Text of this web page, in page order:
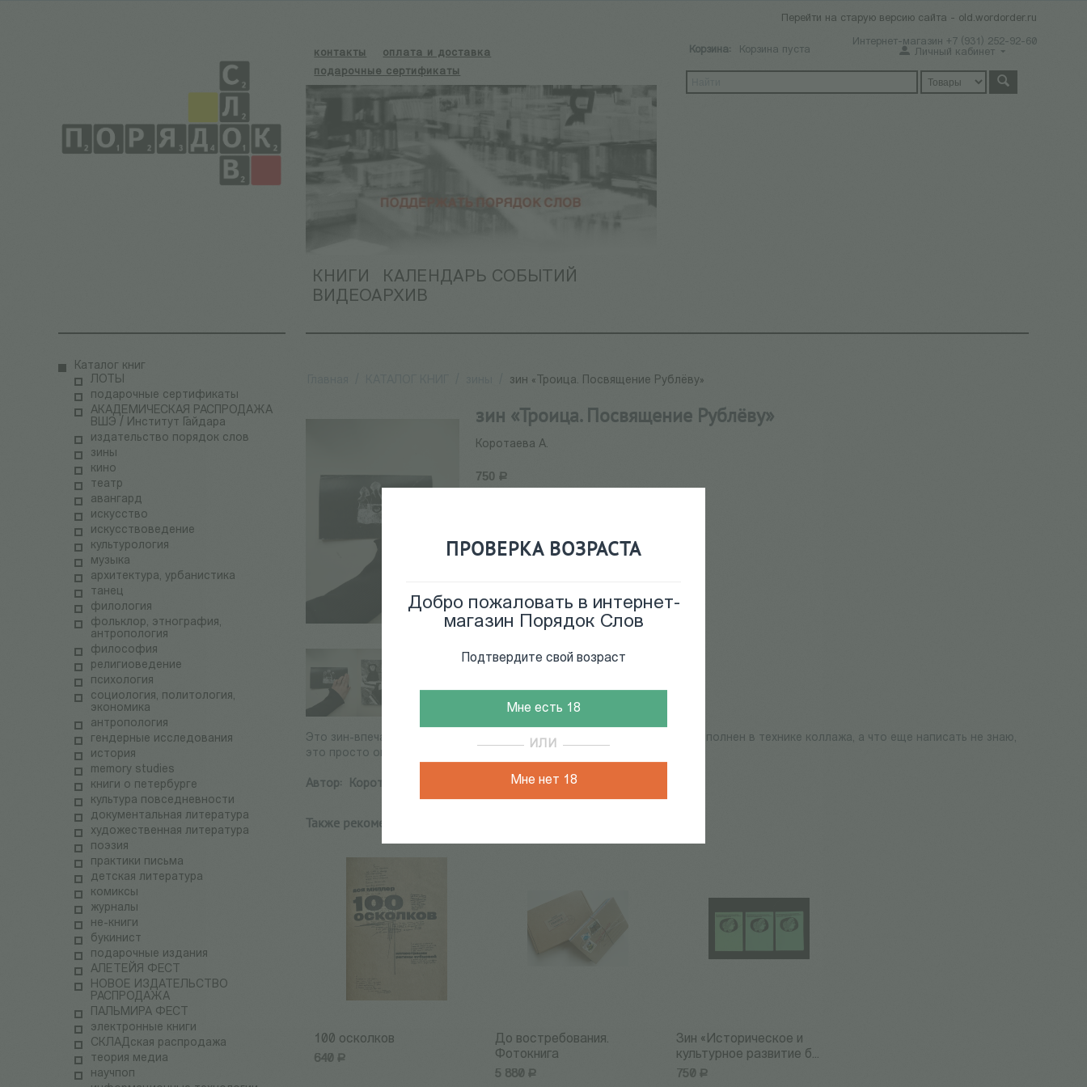
ПРОВЕРКА ВОЗРАСТА
Добро пожаловать в интернет-
магазин Порядок Слов
Подтвердите свой возраст
Мне есть 18
ИЛИ
Мне нет 18
Перейти на старую версию сайта - old.wordorder.ru
Интернет-магазин +7 (931) 252-92-60
контакты
оплата и доставка
подарочные сертификаты
КНИГИ
КАЛЕНДАРЬ СОБЫТИЙ
ВИДЕОАРХИВ
Корзина: Корзина пуста Личный кабинет
Каталог книг
ЛОТЫ
подарочные сертификаты
АКАДЕМИЧЕСКАЯ РАСПРОДАЖА
ВШЭ / Институт Гайдара
издательство порядок слов
зины
кино
театр
авангард
искусство
искусствоведение
культурология
музыка
архитектура, урбанистика
танец
филология
фольклор, этнография,
антропология
философия
религиоведение
психология
социология, политология,
экономика
антропология
гендерные исследования
история
memory studies
книги о петербурге
культура повседневности
документальная литература
художественная литература
поэзия
практики письма
детская литература
комиксы
журналы
не-книги
букинист
подарочные издания
АЛЕТЕЙЯ ФЕСТ
НОВОЕ ИЗДАТЕЛЬСТВО
РАСПРОДАЖА
ПАЛЬМИРА ФЕСТ
электронные книги
СКЛАДская распродажа
теория медиа
научпоп
зин «Троица. Посвящение Рублёву»
зин «Троица. Посвящение Рублёву»
Коротаева А.
750 Р
Нет в наличии
Это зин-впечатление по одному из любимых фильмов Тарковского. Выполнен в технике коллажа, а что еще написать не знаю,
это просто ощущение.
Автор: Коротаева А.
Также рекомендуем:
100 осколков
640 Р
До востребования.
Фотокнига
5 880 Р
Зин «Историческое и
культурное развитие б...
750 Р